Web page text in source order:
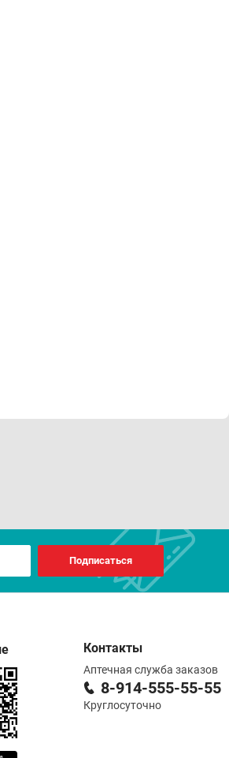
массажными движениями
глаза. При попадании в глаза
Подписаться
Контакты
Аптечная служба заказов
8-914-555-55-55
Круглосуточно